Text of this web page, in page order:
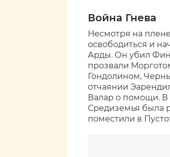
Война Гнева
Несмотря на
освободиться и
Арды. Он убил
прозвали
Гондолином,
отчаянии
Валар о помощи. В
Средиземья была
поместили в